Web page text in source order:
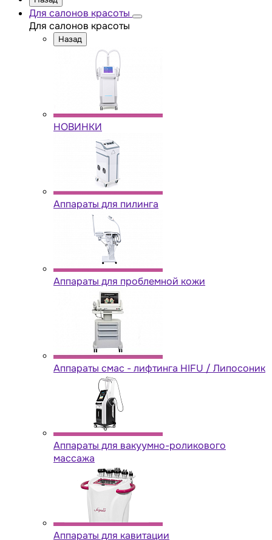
Для салонов красоты
Для салонов красоты
Назад
НОВИНКИ
Аппараты для пилинга
Аппараты для проблемной кожи
Аппараты cмас - лифтинга HIFU / Липосоник
Аппараты для вакуумно-роликового
массажа
Аппараты для кавитации